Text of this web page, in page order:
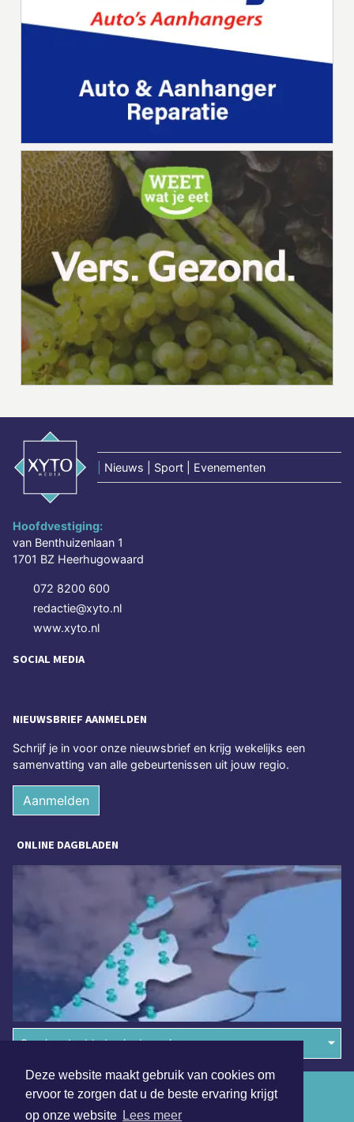
Deze website maakt gebruik van cookies om
ervoor te zorgen dat u de beste ervaring krijgt
op onze website Lees meer
Nieuws | Sport | Evenementen
Hoofdvestiging:
van Benthuizenlaan 1
1701 BZ Heerhugowaard
072 8200 600
redactie@xyto.nl
www.xyto.nl
SOCIAL MEDIA
NIEUWSBRIEF AANMELDEN
Schrijf je in voor onze nieuwsbrief en krijg wekelijks een
samenvatting van alle gebeurtenissen uit jouw regio.
Aanmelden
ONLINE DAGBLADEN
Overige dagbladen in de regio
Algemene voorwaarden
Disclaimer